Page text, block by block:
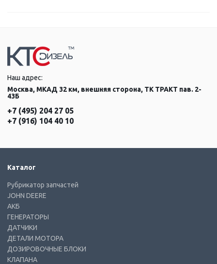
Наш адрес:
Москва, МКАД 32 км, внешняя сторона, ТК ТРАКТ пав. 2-
43Б
+7 (495) 204 27 05
+7 (916) 104 40 10
Каталог
Рубрикатор запчастей
JOHN DEERE
АКБ
ГЕНЕРАТОРЫ
ДАТЧИКИ
ДЕТАЛИ МОТОРА
ДОЗИРОВОЧНЫЕ БЛОКИ
КЛАПАНА